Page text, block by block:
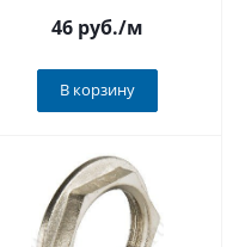
46 руб./м
В корзину